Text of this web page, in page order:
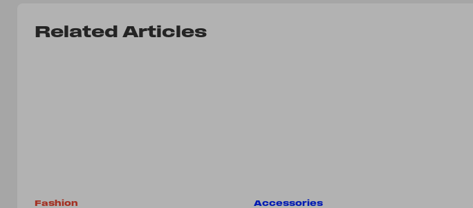
Related Articles
Fashion Accessories